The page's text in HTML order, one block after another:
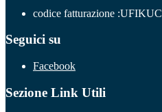
codice fatturazione :UFIKUC
Seguici su
Facebook
Sezione Link Utili